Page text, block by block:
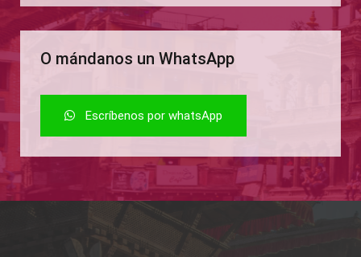
O mándanos un WhatsApp
Escríbenos por whatsApp